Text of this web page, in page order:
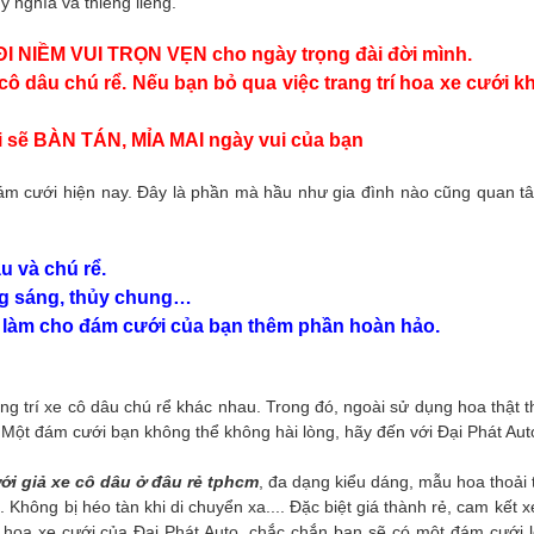
NIỀM VUI TRỌN VẸN cho ngày trọng đài đời mình.
dâu chú rể. Nếu bạn bỏ qua việc trang trí hoa xe cưới
BÀN TÁN, MỈA MAI ngày vui của bạn
cưới hiện nay. Đây là phần mà hầu như gia đình nào cũng quan
và chú rể.
sáng, thủy chung…
cho đám cưới của bạn thêm phần hoàn hảo.
trí xe cô dâu chú rể khác nhau. Trong đó, ngoài sử dụng hoa thật
Một đám cưới bạn không thể không hài lòng, hãy đến với Đại Phát
giả xe cô dâu ở đâu rẻ tphcm, đa dạng kiểu dáng, mẫu hoa thoải
bị héo tàn khi di chuyển xa.... Đặc biệt giá thành rẻ, cam kết